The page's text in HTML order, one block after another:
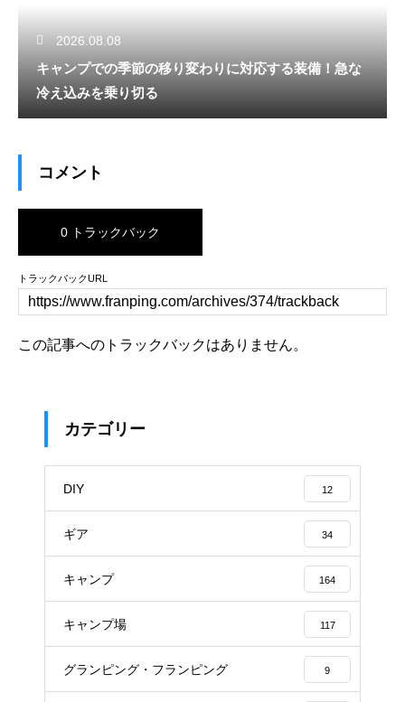
2026.08.08
キャンプでの季節の移り変わりに対応する装備！急な
冷え込みを乗り切る
コメント
0 トラックバック
トラックバックURL
この記事へのトラックバックはありません。
カテゴリー
DIY 12
ギア 34
キャンプ 164
キャンプ場 117
グランピング・フランピング 9